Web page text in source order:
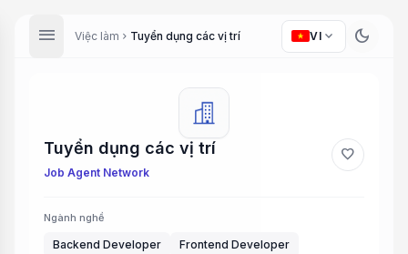
menu Việc làm chevron_right Tuyển dụng các vị trí VI expand_more dark_mode
Tuyển dụng các vị trí
Job Agent Network
favorite
Ngành nghề
Backend Developer Frontend Developer